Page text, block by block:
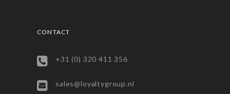
CONTACT
+31 (0) 320 411 356
sales@loyaltygroup.nl